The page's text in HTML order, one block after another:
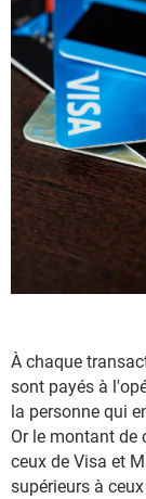
À chaque
sont payés à
la personne qui
Or le montant de
ceux de Visa et
supérieurs à